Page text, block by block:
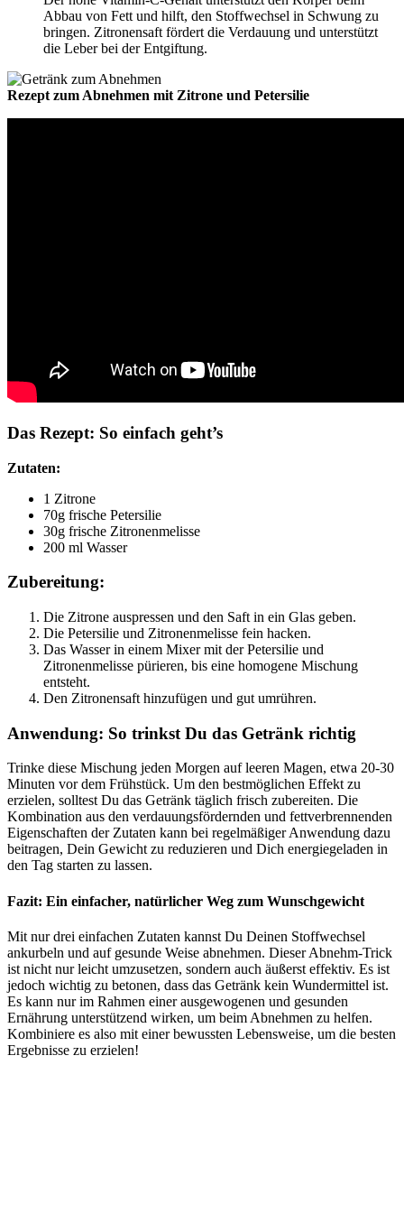
Abbau von Fett und hilft, den Stoffwechsel in Schwung zu
bringen. Zitronensaft fördert die Verdauung und unterstützt
die Leber bei der Entgiftung.
Rezept zum Abnehmen mit Zitrone und Petersilie
Das Rezept: So einfach geht’s
Zutaten:
1 Zitrone
70g frische Petersilie
30g frische Zitronenmelisse
200 ml Wasser
Zubereitung:
Die Zitrone auspressen und den Saft in ein Glas geben.
Die Petersilie und Zitronenmelisse fein hacken.
Das Wasser in einem Mixer mit der Petersilie und
Zitronenmelisse pürieren, bis eine homogene Mischung
entsteht.
Den Zitronensaft hinzufügen und gut umrühren.
Anwendung: So trinkst Du das Getränk richtig
Trinke diese Mischung jeden Morgen auf leeren Magen, etwa 20-30
Minuten vor dem Frühstück. Um den bestmöglichen Effekt zu
erzielen, solltest Du das Getränk täglich frisch zubereiten. Die
Kombination aus den verdauungsfördernden und fettverbrennenden
Eigenschaften der Zutaten kann bei regelmäßiger Anwendung dazu
beitragen, Dein Gewicht zu reduzieren und Dich energiegeladen in
den Tag starten zu lassen.
Fazit: Ein einfacher, natürlicher Weg zum Wunschgewicht
Mit nur drei einfachen Zutaten kannst Du Deinen Stoffwechsel
ankurbeln und auf gesunde Weise abnehmen. Dieser Abnehm-Trick
ist nicht nur leicht umzusetzen, sondern auch äußerst effektiv. Es ist
jedoch wichtig zu betonen, dass das Getränk kein Wundermittel ist.
Es kann nur im Rahmen einer ausgewogenen und gesunden
Ernährung unterstützend wirken, um beim Abnehmen zu helfen.
Kombiniere es also mit einer bewussten Lebensweise, um die besten
Ergebnisse zu erzielen!